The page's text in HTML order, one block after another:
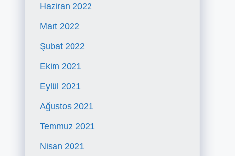
Haziran 2022
Mart 2022
Şubat 2022
Ekim 2021
Eylül 2021
Ağustos 2021
Temmuz 2021
Nisan 2021